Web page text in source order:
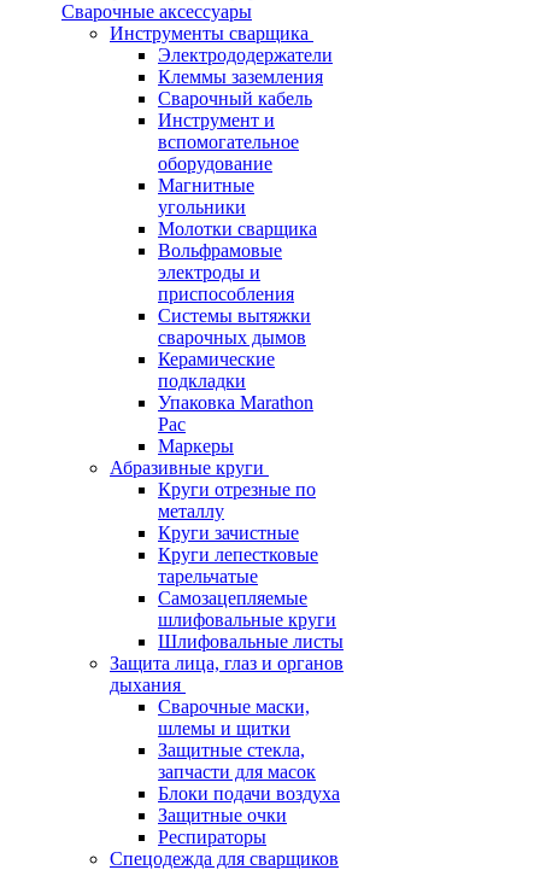
Сварочные аксессуары
Инструменты сварщика
Электрододержатели
Клеммы заземления
Сварочный кабель
Инструмент и
вспомогательное
оборудование
Магнитные
угольники
Молотки сварщика
Вольфрамовые
электроды и
приспособления
Системы вытяжки
сварочных дымов
Керамические
подкладки
Упаковка Marathon
Pac
Маркеры
Абразивные круги
Круги отрезные по
металлу
Круги зачистные
Круги лепестковые
тарельчатые
Самозацепляемые
шлифовальные круги
Шлифовальные листы
Защита лица, глаз и органов
дыхания
Сварочные маски,
шлемы и щитки
Защитные стекла,
запчасти для масок
Блоки подачи воздуха
Защитные очки
Респираторы
Спецодежда для сварщиков